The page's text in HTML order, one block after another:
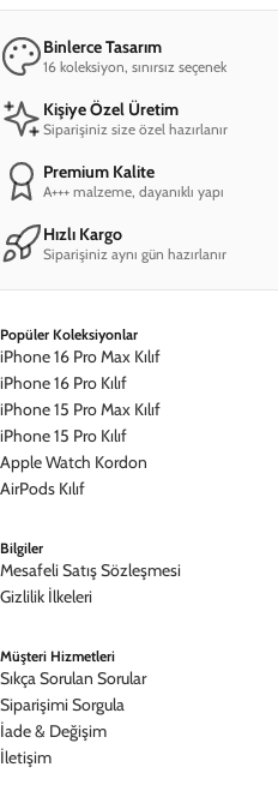
Binlerce Tasarım
16 koleksiyon, sınırsız seçenek
Kişiye Özel Üretim
Siparişiniz size özel hazırlanır
Premium Kalite
A+++ malzeme, dayanıklı yapı
Hızlı Kargo
Siparişiniz aynı gün hazırlanır
Popüler Koleksiyonlar
iPhone 16 Pro Max Kılıf
iPhone 16 Pro Kılıf
iPhone 15 Pro Max Kılıf
iPhone 15 Pro Kılıf
Apple Watch Kordon
AirPods Kılıf
Bilgiler
Mesafeli Satış Sözleşmesi
Gizlilik İlkeleri
Müşteri Hizmetleri
Sıkça Sorulan Sorular
Siparişimi Sorgula
İade & Değişim
İletişim